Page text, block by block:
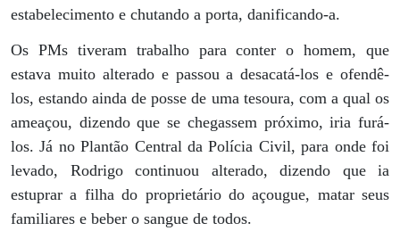
estabelecimento e chutando a porta, danificando-a.
Os PMs tiveram trabalho para conter o homem, que
estava muito alterado e passou a desacatá-los e ofendê-
los, estando ainda de posse de uma tesoura, com a qual os
ameaçou, dizendo que se chegassem próximo, iria furá-
los. Já no Plantão Central da Polícia Civil, para onde foi
levado, Rodrigo continuou alterado, dizendo que ia
estuprar a filha do proprietário do açougue, matar seus
familiares e beber o sangue de todos.